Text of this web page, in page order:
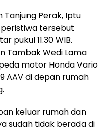
Tanjung Perak, Iptu
tersebut
pukul 11.30 WIB.
Tambak Wedi Lama
motor Honda Vario
AAV di depan rumah
keluar rumah dan
sudah tidak berada di